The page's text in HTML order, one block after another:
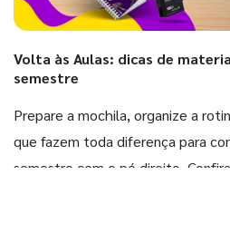
Volta às Aulas: dicas de
semestre
Prepare a mochila, organize a
que fazem toda diferença para
semestre com o pé direito.